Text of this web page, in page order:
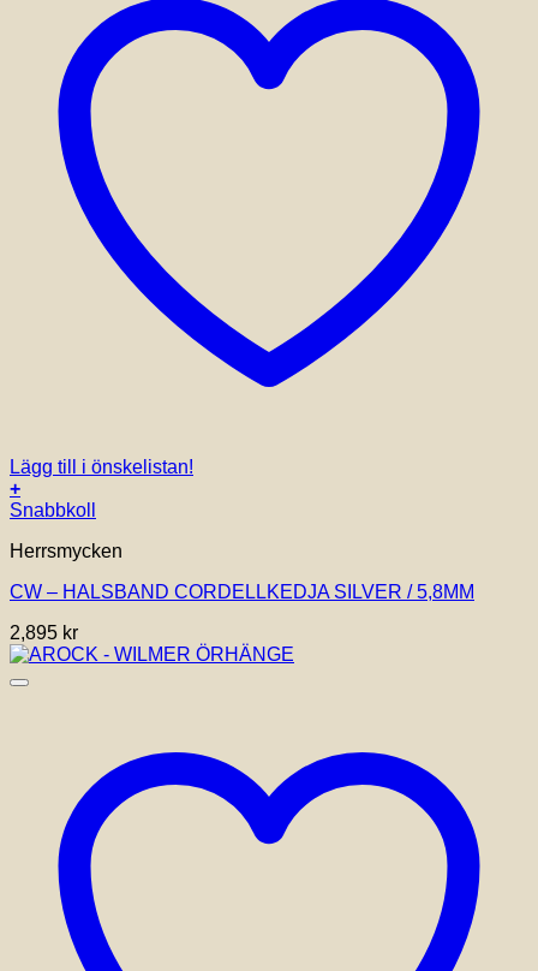
Lägg till i önskelistan!
+
Den
produkten
flera
De
olika
alternativen
produktsidan
Snabbkoll
Herrsmycken
CW – HALSBAND CORDELLKEDJA SILVER / 5,8MM
2,895 kr